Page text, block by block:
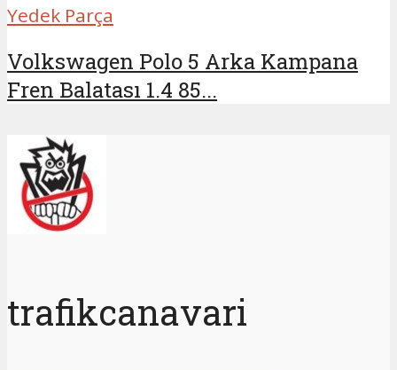
Yedek Parça
Volkswagen Polo 5 Arka Kampana
Fren Balatası 1.4 85...
trafikcanavari